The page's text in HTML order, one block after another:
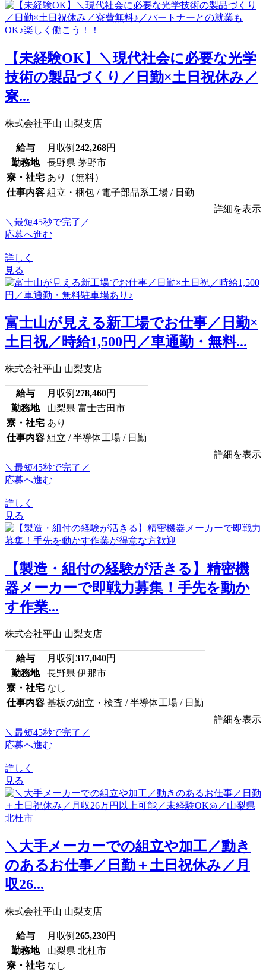
【未経験OK】＼現代社会に必要な光学
技術の製品づくり／日勤×土日祝休み／
寮...
株式会社平山 山梨支店
給与 月収例 242,268円
勤務地
長野県 茅野市
寮・社宅 あり（無料）
仕事内容 組立・梱包 / 電子部品系工場 / 日勤
詳細を表示
＼最短45秒で完了／
応募へ進む
詳しく
見る
富士山が見える新工場でお仕事／日勤×
土日祝／時給1,500円／車通勤・無料...
株式会社平山 山梨支店
給与 月収例 278,460円
勤務地
山梨県 富士吉田市
寮・社宅 あり
仕事内容 組立 / 半導体工場 / 日勤
詳細を表示
＼最短45秒で完了／
応募へ進む
詳しく
見る
【製造・組付の経験が活きる】精密機
器メーカーで即戦力募集！手先を動か
す作業...
株式会社平山 山梨支店
給与 月収例 317,040円
勤務地
長野県 伊那市
寮・社宅 なし
仕事内容 基板の組立・検査 / 半導体工場 / 日勤
詳細を表示
＼最短45秒で完了／
応募へ進む
詳しく
見る
＼大手メーカーでの組立や加工／動き
のあるお仕事／日勤＋土日祝休み／月
収26...
株式会社平山 山梨支店
給与 月収例 265,230円
勤務地
山梨県 北杜市
寮・社宅 なし